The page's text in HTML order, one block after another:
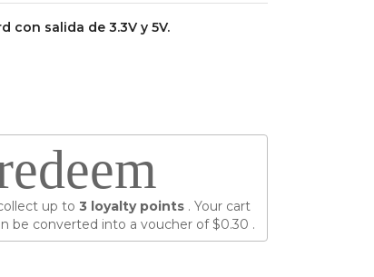
con salida de 3.3V y 5V.
up to 3 loyalty points . Your cart
be converted into a voucher of$0.30 .